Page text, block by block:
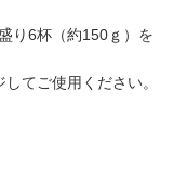
り6杯（約150ｇ）を
てご使用ください。